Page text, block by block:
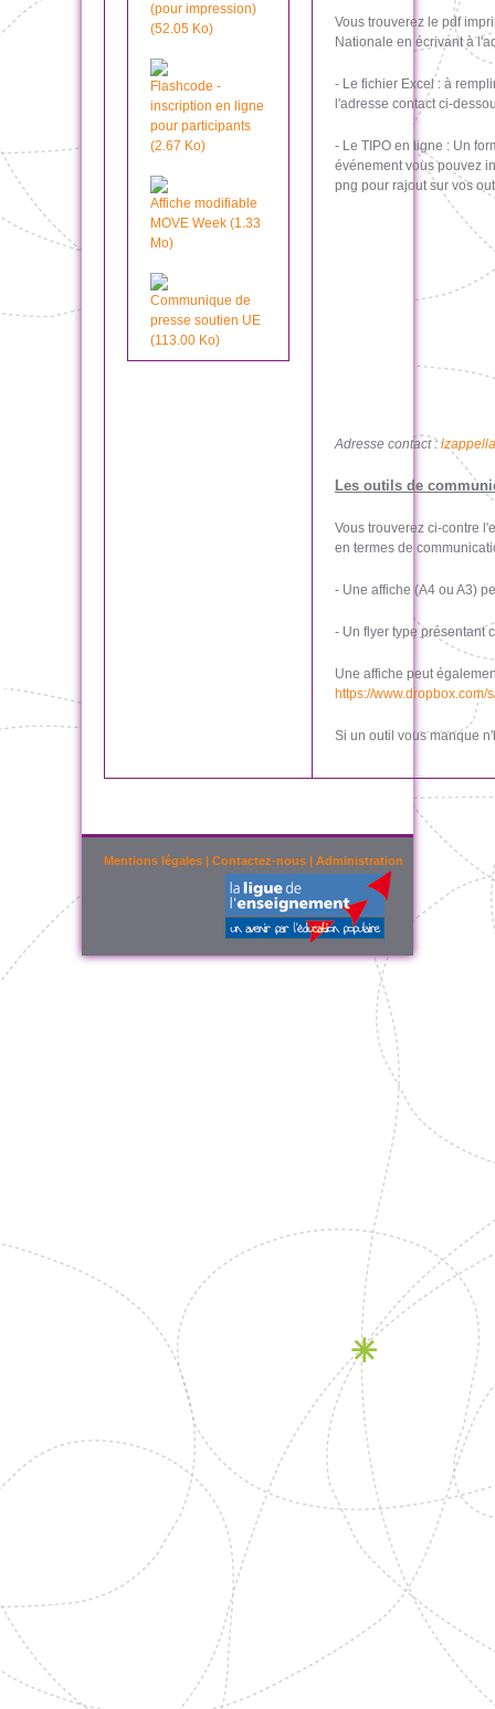
(pour impression)
(52.05 Ko)
Flashcode -
inscription en ligne
pour participants
(2.67 Ko)
Affiche modifiable
MOVE Week (1.33
Mo)
Communique de
presse soutien UE
(113.00 Ko)
Vous trouverez le pdf
Nationale en écrivant à
- Le fichier Excel : à
l'adresse contact ci-
- Le TIPO en ligne : Un
événement vous pouvez
png pour rajout sur vos
Adresse contact :
Les outils de
Vous trouverez ci-contre
en termes de
- Une affiche (A4 ou A3)
- Un flyer type présentant
Une affiche peut
https://
Si un outil vous manque
Mentions légales | Contactez-nous | Administration